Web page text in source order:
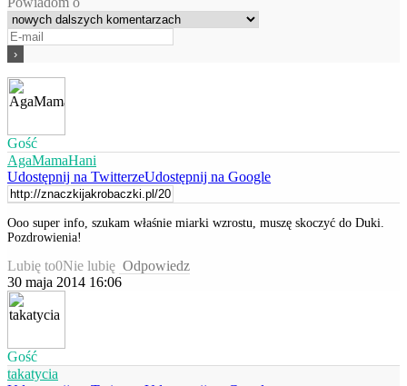
Gość
AgaMamaHani
Udostępnij na TwitterzeUdostępnij na Google
Ooo super info, szukam właśnie miarki wzrostu, muszę skoczyć do Duki.
Pozdrowienia!
Lubię to0Nie lubię Odpowiedz
30 maja 2014 16:06
Gość
takatycia